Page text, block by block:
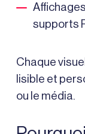
supports
Chaque
lisible et
ou le média.